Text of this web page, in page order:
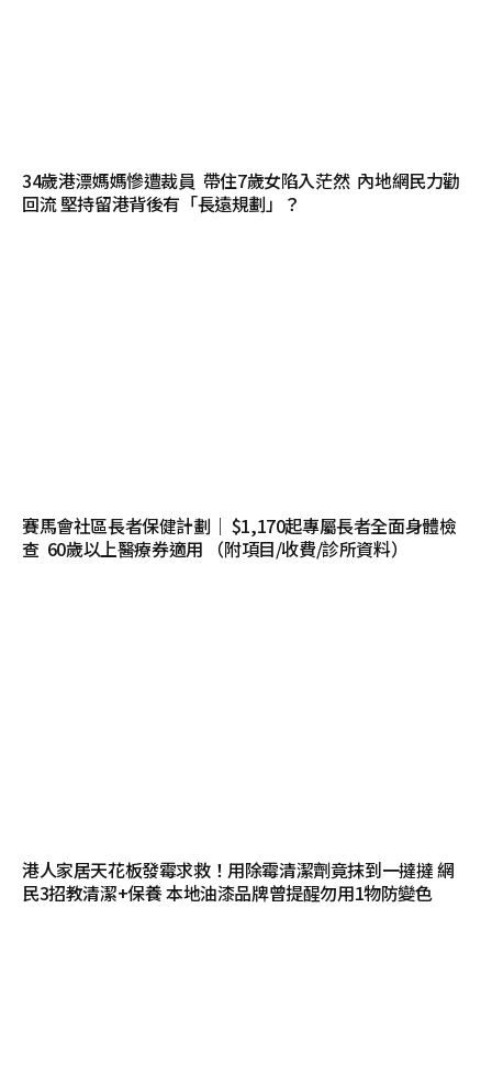
34歲港漂媽媽慘遭裁員 帶住7歲女陷入茫然 內地網民力勸
回流 堅持留港背後有「長遠規劃」？
賽馬會社區長者保健計劃｜ $1,170起專屬長者全面身體檢
查 60歲以上醫療券適用 （附項目/收費/診所資料）
港人家居天花板發霉求救！用除霉清潔劑竟抹到一撻撻 網
民3招教清潔+保養 本地油漆品牌曾提醒勿用1物防變色